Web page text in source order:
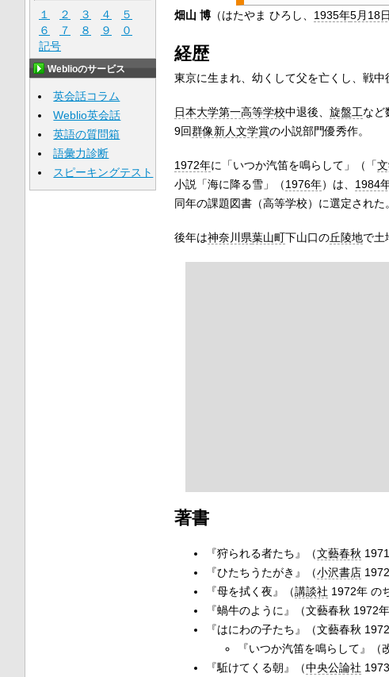
畑山 博（はたやま ひろし、 1935年5月18日
経歴
東京に生まれ、幼くして父を亡くし、戦中
日本大学第一高等学校中退後、 旋盤工など
9回群像新人文学賞の小説部門優秀作。
1972年に「いつか汽笛を鳴らして」（「
小説「海に降る雪」（1976年）は、 1984
同年の課題図書（高等学校）に選定された。
後年は神奈川県葉山町下山口の丘陵地で土
著書
『狩られる者たち』（文藝春秋
『ひたちうたがき』（小沢書店1972
『母を拭く夜』（講談社 1972年 の
『蝸牛のように』（文藝春秋 1972年
『はにわの子たち』（文藝春秋
『いつか汽笛を鳴らして』（
『駈けてくる朝』（中央公論社 1973
１ ２ ３ ４
５
６
７ ８ ９
０
記号
Weblioのサービス
英会話コラム
Weblio英会話
英語の質問箱
語彙力診断
スピーキングテスト